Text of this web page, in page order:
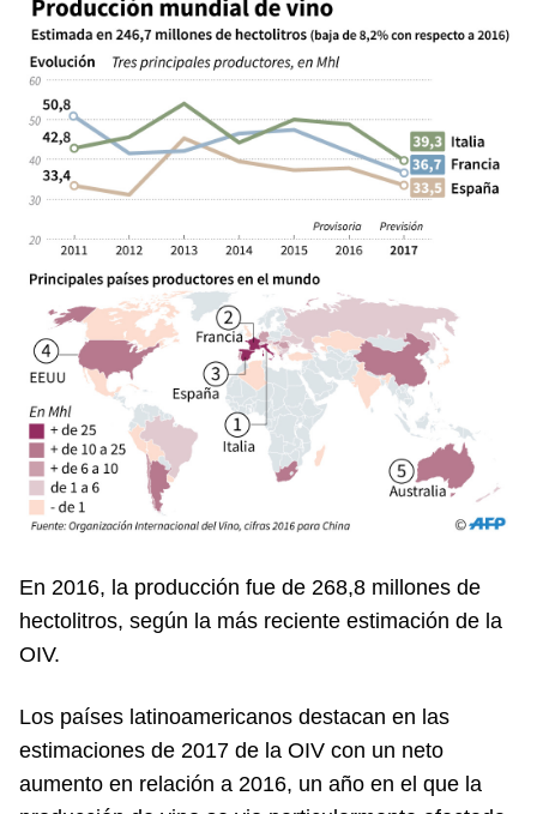
En 2016, la producción fue de 268,8 millones de
hectolitros, según la más reciente estimación de la
OIV.
Los países latinoamericanos destacan en las
estimaciones de 2017 de la OIV con un neto
aumento en relación a 2016, un año en el que la